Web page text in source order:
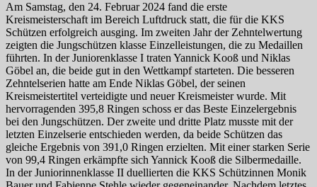
Am Samstag, den 24. Februar 2024 fand die erste
Kreismeisterschaft im Bereich Luftdruck statt, die für die KKS
Schützen erfolgreich ausging. Im zweiten Jahr der Zehntelwertung
zeigten die Jungschützen klasse Einzelleistungen, die zu Medaillen
führten. In der Juniorenklasse I traten Yannick Kooß und Niklas
Göbel an, die beide gut in den Wettkampf starteten. Die besseren
Zehntelserien hatte am Ende Niklas Göbel, der seinen
Kreismeistertitel verteidigte und neuer Kreismeister wurde. Mit
hervorragenden 395,8 Ringen schoss er das Beste Einzelergebnis
bei den Jungschützen. Der zweite und dritte Platz musste mit der
letzten Einzelserie entschieden werden, da beide Schützen das
gleiche Ergebnis von 391,0 Ringen erzielten. Mit einer starken Serie
von 99,4 Ringen erkämpfte sich Yannick Kooß die Silbermedaille.
In der Juniorinnenklasse II duellierten die KKS Schützinnen Monik